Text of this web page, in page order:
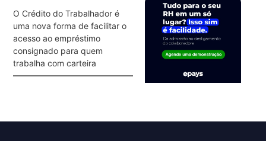
O Crédito do Trabalhador é
uma nova forma de facilitar o
acesso ao empréstimo
consignado para quem
trabalha com carteira